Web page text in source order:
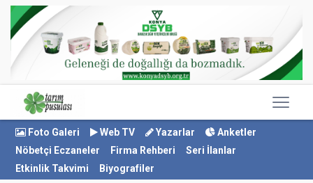
Foto Galeri Web TV Yazarlar
Anketler
Nöbetçi Eczaneler
Firma Rehberi
Seri İlanlar
Etkinlik Takvimi
Biyografiler